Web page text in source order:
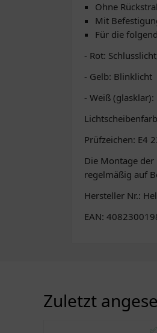
Ohne
Mit
Für die
- Rot:
- Gelb: Blinklicht
- Weiß
Prüfzeichen: E4
Die Montage
regelmäßig auf
Hersteller Nr.:
EAN:
Zuletzt
✅